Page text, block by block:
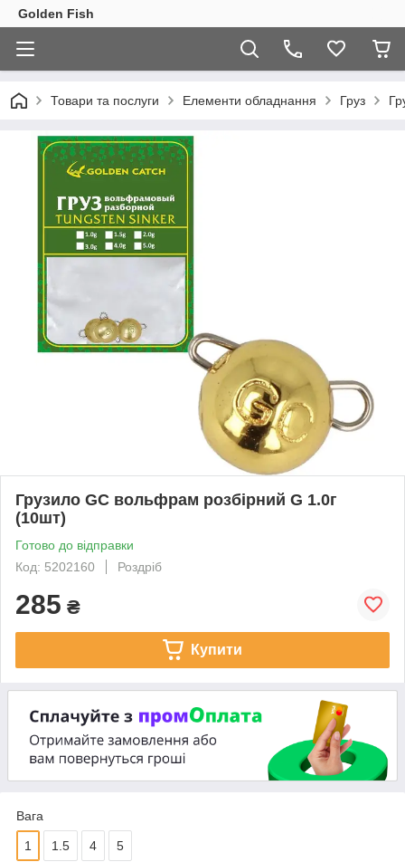
Golden Fish
Товари та послуги Елементи обладнання Груз
Грузило GC вольфрам розбірний G 1.0г
(10шт)
Готово до відправки
Код: 5202160
Роздріб
285 ₴
Купити
Вага
1 1.5 4 5